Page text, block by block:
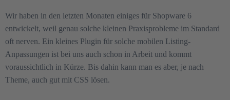
    body.is-ctl-navigation .product-name,
    body.is-ctl-navigation .product-name a {
        font-size: 14px !important;
        line-height: 1.28 !important;
        min-height: 36px !important;
        margin-bottom: 6px !important;
        font-weight: 600 !important;
    }
Wir haben in den letzten Monaten einiges für Shopware 6
entwickelt, weil genau solche kleinen Praxisprobleme im Standard
oft nerven. Ein kleines Plugin für solche mobilen Listing-
Anpassungen ist bei uns auch schon in Arbeit und kommt
voraussichtlich in Kürze. Bis dahin kann man es aber, je nach
Theme, auch gut mit CSS lösen.